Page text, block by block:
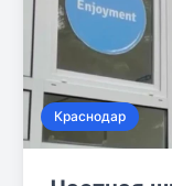
Краснодар